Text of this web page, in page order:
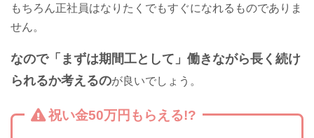
もちろん正社員はなりたくでもすぐになれるものでありま
せん。
なので「まずは期間工として」働きながら長く続け
られるか考えるのが良いでしょう。
祝い金50万円もらえる!?